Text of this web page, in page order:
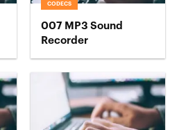
CODECS
007 MP3 Sound
Recorder